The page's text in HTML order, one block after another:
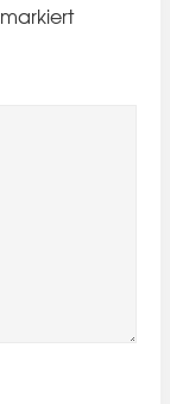
markiert